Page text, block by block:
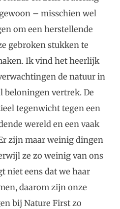
– misschien wel
om een herstellende
gebroken stukken te
Ik vind het heerlijk
de natuur in
beloningen vertrek. De
tegenwicht tegen een
wereld en een vaak
zijn maar weinig dingen
ze zo weinig van ons
niet eens dat we haar
daarom zijn onze
bij Nature First zo